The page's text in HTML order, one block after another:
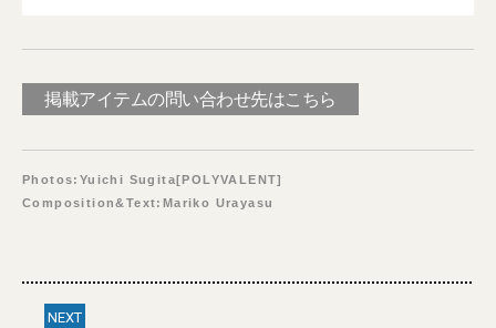
掲載アイテムの問い合わせ先はこちら
Photos:Yuichi Sugita[POLYVALENT]
Composition&Text:Mariko Urayasu
NEXT